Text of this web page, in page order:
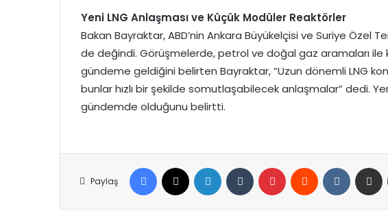
Yeni LNG Anlaşması ve Küçük Modüler Reaktörler
Bakan Bayraktar, ABD’nin Ankara Büyükelçisi ve Suriye Özel
de değindi. Görüşmelerde, petrol ve doğal gaz aramaları ile
gündeme geldiğini belirten Bayraktar, “Uzun dönemli LNG
bunlar hızlı bir şekilde somutlaşabilecek anlaşmalar” dedi. Yeni
gündemde olduğunu belirtti.
Paylaş
Facebook LinkedIn Tumblr Pinterest Reddit